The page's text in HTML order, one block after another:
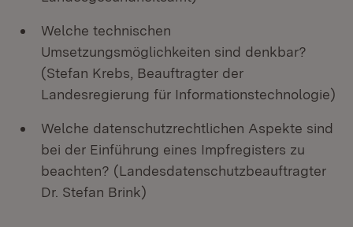
Welche technischen
Umsetzungsmöglichkeiten sind denkbar?
(Stefan Krebs, Beauftragter der
Landesregierung für Informationstechnologie)
Welche datenschutzrechtlichen Aspekte sind
bei der Einführung eines Impfregisters zu
beachten? (Landesdatenschutzbeauftragter
Dr. Stefan Brink)